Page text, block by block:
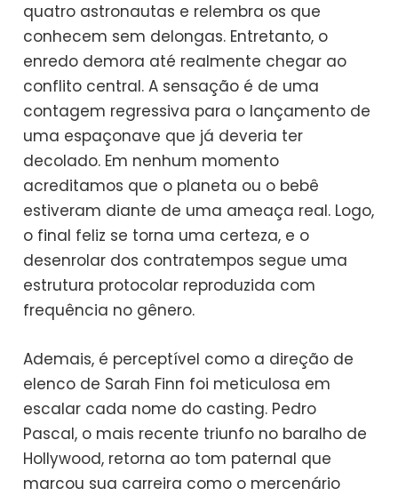
quatro astronautas e relembra os que
conhecem sem delongas. Entretanto, o
enredo demora até realmente chegar ao
conflito central. A sensação é de uma
contagem regressiva para o lançamento de
uma espaçonave que já deveria ter
decolado. Em nenhum momento
acreditamos que o planeta ou o bebê
estiveram diante de uma ameaça real. Logo,
o final feliz se torna uma certeza, e o
desenrolar dos contratempos segue uma
estrutura protocolar reproduzida com
frequência no gênero.
Ademais, é perceptível como a direção de
elenco de Sarah Finn foi meticulosa em
escalar cada nome do casting. Pedro
Pascal, o mais recente triunfo no baralho de
Hollywood, retorna ao tom paternal que
marcou sua carreira como o mercenário